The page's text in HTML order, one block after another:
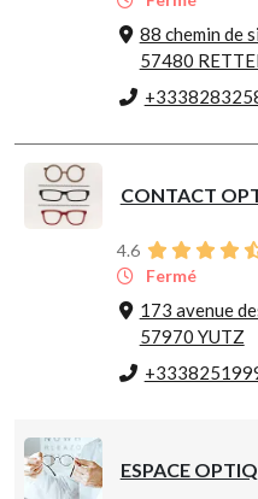
88 chemin de
57480
CONTACT
4.6
Fermé
173 avenue
57970 YUTZ
ESPACE